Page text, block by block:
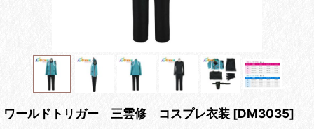
ワールドトリガー 三雲修 コスプレ衣装 [DM3035]